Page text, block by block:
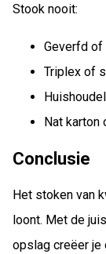
Stook nooit:
Geverfd of
Triplex of
Nat karton
Conclusie
Het stoken van
loont. Met de
opslag creëer je